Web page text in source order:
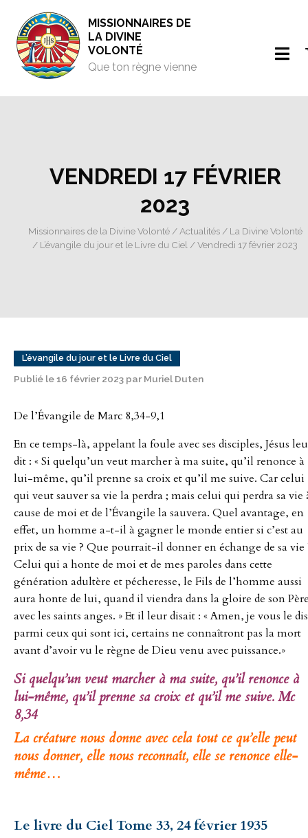
MISSIONNAIRES DE
LA DIVINE
VOLONTÉ
Que ton règne vienne
VENDREDI 17 FÉVRIER
2023
Missionnaires de la Divine Volonté/ Actualités/ La Divine Volonté
/ L’évangile du jour et le Livre du Ciel / Vendredi 17 février 2023
L’évangile du jour et le Livre du Ciel
Publié le 16 février 2023 par Muriel Duten
De l’Évangile de Marc 8,34-9,1
En ce temps-là, appelant la foule avec ses disciples, Jésus
dit : « Si quelqu’un veut marcher à ma suite, qu’il renonce à
lui-même, qu’il prenne sa croix et qu’il me suive. Car celui
qui veut sauver sa vie la perdra ; mais celui qui perdra sa vie
cause de moi et de l’Évangile la sauvera. Quel avantage, en
effet, un homme a-t-il à gagner le monde entier si c’est au
prix de sa vie ? Que pourrait-il donner en échange de sa vie
Celui qui a honte de moi et de mes paroles dans cette
génération adultère et pécheresse, le Fils de l’homme aussi
aura honte de lui, quand il viendra dans la gloire de son
avec les saints anges. » Et il leur disait : « Amen, je vous le
parmi ceux qui sont ici, certains ne connaîtront pas la mort
avant d’avoir vu le règne de Dieu venu avec puissance.»
Si quelqu’un veut marcher à ma suite, qu’il renonce à
lui-même, qu’il prenne sa croix et qu’il me suive. Mc
8,34
La créature nous donne avec cela tout ce qu’elle peut
nous donner, elle nous reconnaît, elle se renonce elle-
même…
Le livre du Ciel Tome 33, 24 février 1935